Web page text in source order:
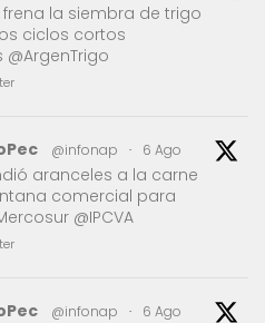
la siembra de trigo
ciclos cortos
@infonap · 6 Ago
aranceles a la carne
comercial para
@IPCVA
@infonap · 6 Ago